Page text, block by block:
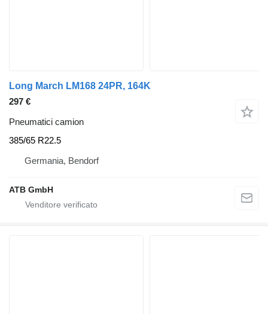
Long March LM168 24PR, 164K
297 €
Pneumatici camion
385/65 R22.5
Germania, Bendorf
ATB GmbH